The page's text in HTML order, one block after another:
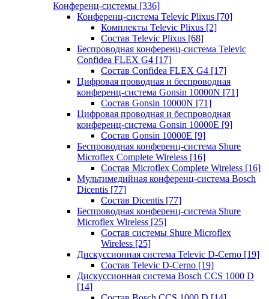
Конференц-системы [336]
Конференц-система Televic Plixus [70]
Комплекты Televic Plixus [2]
Состав Televic Plixus [68]
Беспроводная конференц-система Televic
Confidea FLEX G4 [17]
Состав Confidea FLEX G4 [17]
Цифровая проводная и беспроводная
конференц-система Gonsin 10000N [71]
Состав Gonsin 10000N [71]
Цифровая проводная и беспроводная
конференц-система Gonsin 10000E [9]
Состав Gonsin 10000E [9]
Беспроводная конференц-система Shure
Microflex Complete Wireless [16]
Состав Microflex Complete Wireless [16]
Мультимедийная конференц-система Bosch
Dicentis [77]
Состав Dicentis [77]
Беспроводная конференц-система Shure
Microflex Wireless [25]
Состав системы Shure Microflex
Wireless [25]
Дискуссионная система Televic D-Cerno [19]
Состав Televic D-Cerno [19]
Дискуссионная система Bosch CCS 1000 D
[14]